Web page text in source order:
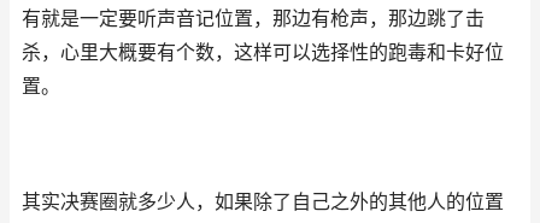
有就是一定要听声音记位置，那边有枪声，那边跳了击
杀，心里大概要有个数，这样可以选择性的跑毒和卡好位
置。
其实决赛圈就多少人，如果除了自己之外的其他人的位置